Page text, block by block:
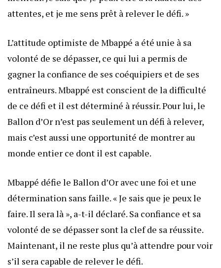
attentes, et je me sens prêt à relever le défi. »
L’attitude optimiste de Mbappé a été unie à sa
volonté de se dépasser, ce qui lui a permis de
gagner la confiance de ses coéquipiers et de ses
entraîneurs. Mbappé est conscient de la difficulté
de ce défi et il est déterminé à réussir. Pour lui, le
Ballon d’Or n’est pas seulement un défi à relever,
mais c’est aussi une opportunité de montrer au
monde entier ce dont il est capable.
Mbappé défie le Ballon d’Or avec une foi et une
détermination sans faille. « Je sais que je peux le
faire. Il sera là », a-t-il déclaré. Sa confiance et sa
volonté de se dépasser sont la clef de sa réussite.
Maintenant, il ne reste plus qu’à attendre pour voir
s’il sera capable de relever le défi.